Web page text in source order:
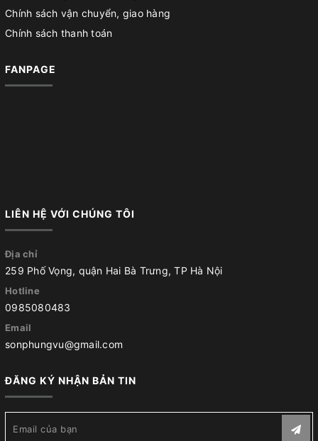
Chính sách vận chuyển, giao hàng
Chính sách thanh toán
FANPAGE
LIÊN HỆ VỚI CHÚNG TÔI
Địa chỉ
259 Phố Vọng, quận Hai Bà Trưng, TP Hà Nội
Hotline
0985080483
Email
sonphungvu@gmail.com
ĐĂNG KÝ NHẬN BẢN TIN